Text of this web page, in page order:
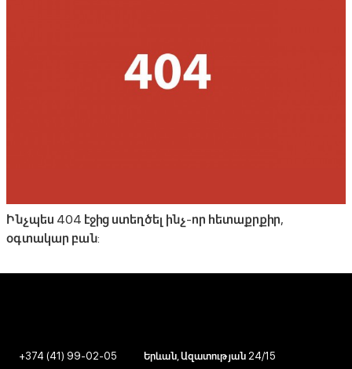
Ինչպես 404 էջից ստեղծել ինչ-որ հետաքրքիր,
օգտակար բան:
+374 (41) 99-02-05 Երևան, Ազատության 24/15